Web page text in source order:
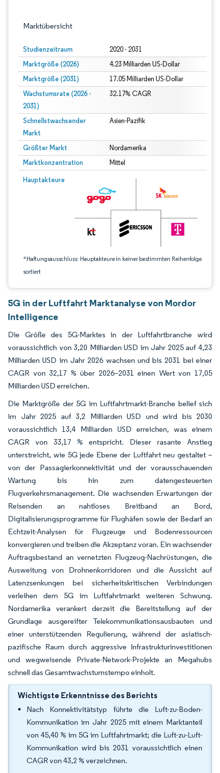
Marktübersicht
Studienzeitraum 2020 - 2031
Marktgröße (2026) 4.23 Milliarden US-Dollar
Marktgröße (2031) 17.05 Milliarden US-Dollar
Wachstumsrate (2026 -
2031)
32.17% CAGR
Schnellstwachsender
Markt
Asien-Pazifik
Größter Markt Nordamerika
Marktkonzentration Mittel
Hauptakteure
*Haftungsausschluss: Hauptakteure in keiner bestimmten Reihenfolge
sortiert
Bild © Mordor Intelligence. Wiederverwendung erfordert Namensnennung
5G in der Luftfahrt Marktanalyse von Mordor
Intelligence
Die Größe des 5G-Marktes in der Luftfahrtbranche wird
voraussichtlich von 3,20 Milliarden USD im Jahr 2025 auf 4,23
Milliarden USD im Jahr 2026 wachsen und bis 2031 bei einer
CAGR von 32,17 % über 2026–2031 einen Wert von 17,05
Milliarden USD erreichen.
Die Marktgröße der 5G im Luftfahrtmarkt-Branche belief sich
im Jahr 2025 auf 3,2 Milliarden USD und wird bis 2030
voraussichtlich 13,4 Milliarden USD erreichen, was einem
CAGR von 33,17 % entspricht. Dieser rasante Anstieg
unterstreicht, wie 5G jede Ebene der Luftfahrt neu gestaltet –
von der Passagierkonnektivität und der vorausschauenden
Wartung bis hin zum datengesteuerten
Flugverkehrsmanagement. Die wachsenden Erwartungen der
Reisenden an nahtloses Breitband an Bord,
Digitalisierungsprogramme für Flughäfen sowie der Bedarf an
Echtzeit-Analysen für Flugzeuge und Bodenressourcen
konvergieren und treiben die Akzeptanz voran. Ein wachsender
Auftragsbestand an vernetzten Flugzeug-Nachrüstungen, die
Ausweitung von Drohnenkorridoren und die Aussicht auf
Latenzsenkungen bei sicherheitskritischen Verbindungen
verleihen dem 5G im Luftfahrtmarkt weiteren Schwung.
Nordamerika verankert derzeit die Bereitstellung auf der
Grundlage ausgereifter Telekommunikationsausbauten und
einer unterstützenden Regulierung, während der asiatisch-
pazifische Raum durch aggressive Infrastrukturinvestitionen
und wegweisende Private-Network-Projekte an Megahubs
schnell das Gesamtwachstumstempo einholt.
Wichtigste Erkenntnisse des Berichts
Nach Konnektivitätstyp führte die Luft-zu-Boden-
Kommunikation im Jahr 2025 mit einem Marktanteil
von 45,40 % im 5G im Luftfahrtmarkt; die Luft-zu-Luft-
Kommunikation wird bis 2031 voraussichtlich einen
CAGR von 43,2 % verzeichnen.